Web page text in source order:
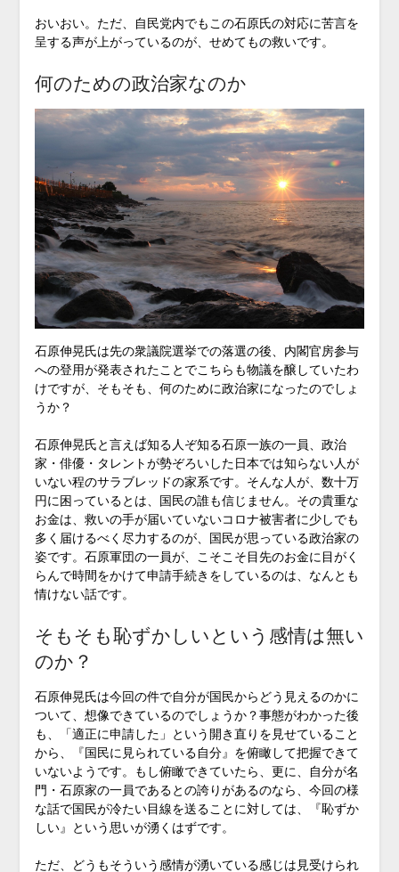
おいおい。ただ、自民党内でもこの石原氏の対応に苦言を
呈する声が上がっているのが、せめてもの救いです。
何のための政治家なのか
石原伸晃氏は先の衆議院選挙での落選の後、内閣官房参与
への登用が発表されたことでこちらも物議を醸していたわ
けですが、そもそも、何のために政治家になったのでしょ
うか？
石原伸晃氏と言えば知る人ぞ知る石原一族の一員、政治
家・俳優・タレントが勢ぞろいした日本では知らない人が
いない程のサラブレッドの家系です。そんな人が、数十万
円に困っているとは、国民の誰も信じません。その貴重な
お金は、救いの手が届いていないコロナ被害者に少しでも
多く届けるべく尽力するのが、国民が思っている政治家の
姿です。石原軍団の一員が、こそこそ目先のお金に目がく
らんで時間をかけて申請手続きをしているのは、なんとも
情けない話です。
そもそも恥ずかしいという感情は無い
のか？
石原伸晃氏は今回の件で自分が国民からどう見えるのかに
ついて、想像できているのでしょうか？事態がわかった後
も、「適正に申請した」という開き直りを見せていること
から、『国民に見られている自分』を俯瞰して把握できて
いないようです。もし俯瞰できていたら、更に、自分が名
門・石原家の一員であるとの誇りがあるのなら、今回の様
な話で国民が冷たい目線を送ることに対しては、『恥ずか
しい』という思いが湧くはずです。
ただ、どうもそういう感情が湧いている感じは見受けられ